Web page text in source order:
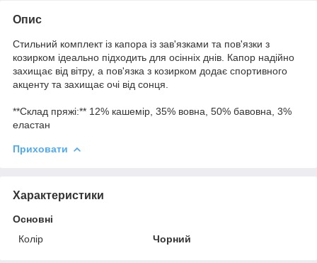
Опис
Стильний комплект із капора із зав'язками та пов'язки з
козирком ідеально підходить для осінніх днів. Капор надійно
захищає від вітру, а пов'язка з козирком додає спортивного
акценту та захищає очі від сонця.
**Склад пряжі:** 12% кашемір, 35% вовна, 50% бавовна, 3%
еластан
Приховати
Характеристики
Основні
Колір
Чорний